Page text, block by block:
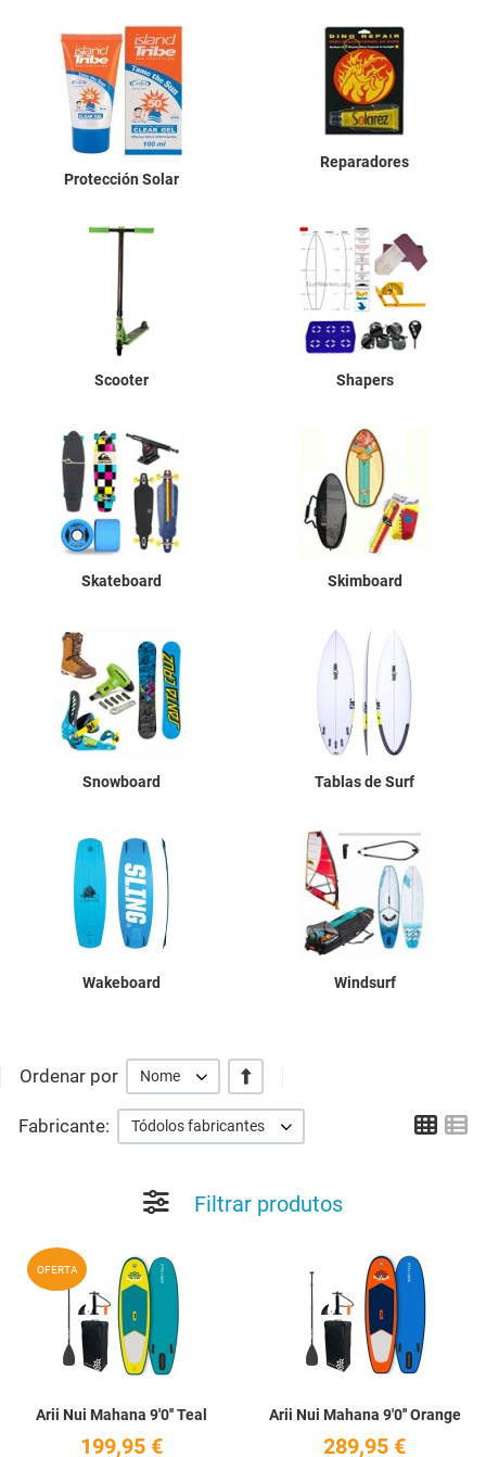
Protección Solar
Reparadores
Scooter Shapers
Skateboard Skimboard
Snowboard Tablas de Surf
Wakeboard Windsurf
Ordenar por Nome +/-
Fabricante: Tódolos fabricantes Grid
Filtrar produtos
OFERTA
Quick View
Arii Nui Mahana 9'0'' Teal
199,95 €
Arii Nui Mahana 9'0'' Orange
289,95 €